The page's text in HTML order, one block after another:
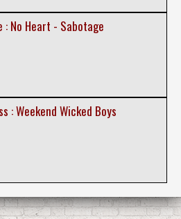
: No Heart - Sabotage
: Weekend Wicked Boys